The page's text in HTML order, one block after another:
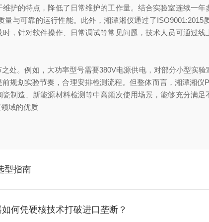
护的特点，降低了日常维护的工作量。结合实验室连续一
与可靠的运行性能。此外，湘潭湘仪通过了
，针对软件操作、日常调试等常见问题，技术人员可通过
。例如，大功率型号需要380V电源供电，对部分小型实验
规划实验节奏，合理安排检测流程。但整体而言，湘潭湘
制造、新能源材料检测等中高频次使用场景，能够充分满
域的优质
型指南
何凭硬核技术打破进口垄断？